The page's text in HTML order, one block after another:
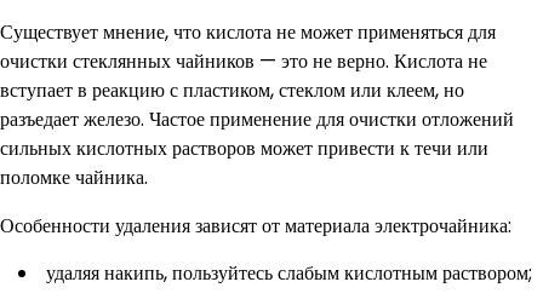
Существует мнение, что кислота не может применяться для
очистки стеклянных чайников — это не верно. Кислота не
вступает в реакцию с пластиком, стеклом или клеем, но
разъедает железо. Частое применение для очистки отложений
сильных кислотных растворов может привести к течи или
поломке чайника.
Особенности удаления зависят от материала электрочайника:
удаляя накипь, пользуйтесь слабым кислотным раствором;